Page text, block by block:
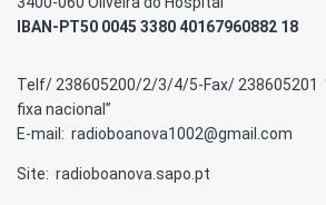
IBAN-PT50 0045 3380 40167960882 18
Telf/ 238605200/2/3/4/5-Fax/ 238605201
fixa nacional”
E-mail: radioboanova1002@gmail.com
Site: radioboanova.sapo.pt